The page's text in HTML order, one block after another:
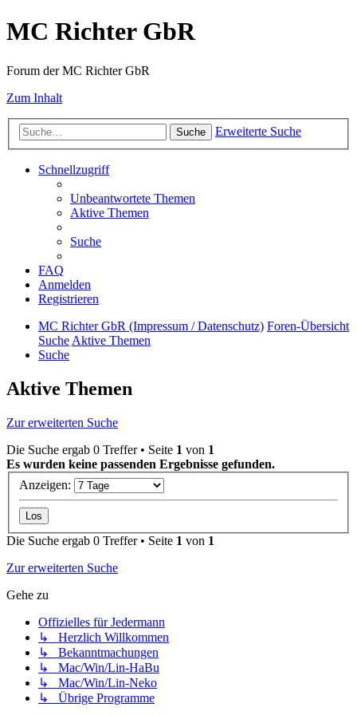
MC Richter GbR
Forum der MC Richter GbR
Zum Inhalt
Suche Erweiterte Suche
Schnellzugriff
Unbeantwortete Themen
Aktive Themen
Suche
FAQ
Anmelden
Registrieren
MC Richter GbR (Impressum / Datenschutz) Foren-Übersicht
SucheAktive Themen
Suche
Aktive Themen
Zur erweiterten Suche
Die Suche ergab 0 Treffer • Seite 1 von 1
Es wurden keine passenden Ergebnisse gefunden.
Anzeigen:
Die Suche ergab 0 Treffer • Seite 1 von 1
Zur erweiterten Suche
Gehe zu
Offizielles für Jedermann
↳ Herzlich Willkommen
↳ Bekanntmachungen
↳ Mac/Win/Lin-HaBu
↳ Mac/Win/Lin-Neko
↳ Übrige Programme